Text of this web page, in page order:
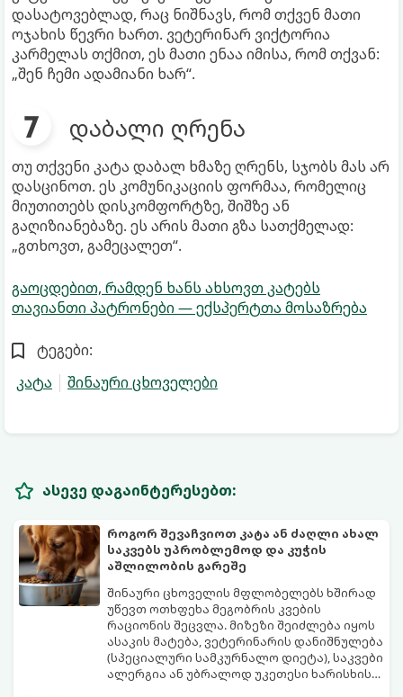
დასატოვებლად, რაც ნიშნავს, რომ თქვენ მათი
ოჯახის წევრი ხართ. ვეტერინარ ვიქტორია
კარმელას თქმით, ეს მათი ენაა იმისა, რომ თქვან:
„შენ ჩემი ადამიანი ხარ“.
დაბალი ღრენა
თუ თქვენი კატა დაბალ ხმაზე ღრენს, სჯობს მას არ
დასცინოთ. ეს კომუნიკაციის ფორმაა, რომელიც
მიუთითებს დისკომფორტზე, შიშზე ან
გაღიზიანებაზე. ეს არის მათი გზა სათქმელად:
„გთხოვთ, გამეცალეთ“.
გაოცდებით, რამდენ ხანს ახსოვთ კატებს
თავიანთი პატრონები — ექსპერტთა მოსაზრება
ტეგები:
კატა
შინაური ცხოველები
ასევე დაგაინტერესებთ:
როგორ შევაჩვიოთ კატა ან ძაღლი ახალ
საკვებს უპრობლემოდ და კუჭის
აშლილობის გარეშე
შინაური ცხოველის მფლობელებს ხშირად
უწევთ ოთხფეხა მეგობრის კვების
რაციონის შეცვლა. მიზეზი შეიძლება იყოს
ასაკის მატება, ვეტერინარის დანიშნულება
(სპეციალური სამკურნალო დიეტა), საკვები
ალერგია ან უბრალოდ უკეთესი ხარისხის